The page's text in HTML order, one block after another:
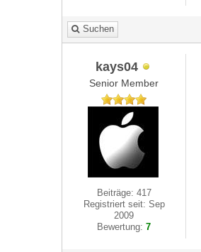
Suchen
kays04
Senior Member
Beiträge: 417
Registriert seit: Sep
2009
Bewertung:7